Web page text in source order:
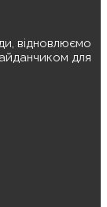
відновлюємо
для